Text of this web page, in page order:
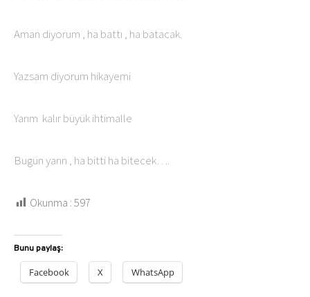
Aman diyorum , ha battı , ha batacak.
Yazsam diyorum hikayemi
Yarım kalır büyük ihtimalle
Bugün yarın , ha bitti ha bitecek….
Okunma :597
Bunu paylaş:
Facebook X WhatsApp